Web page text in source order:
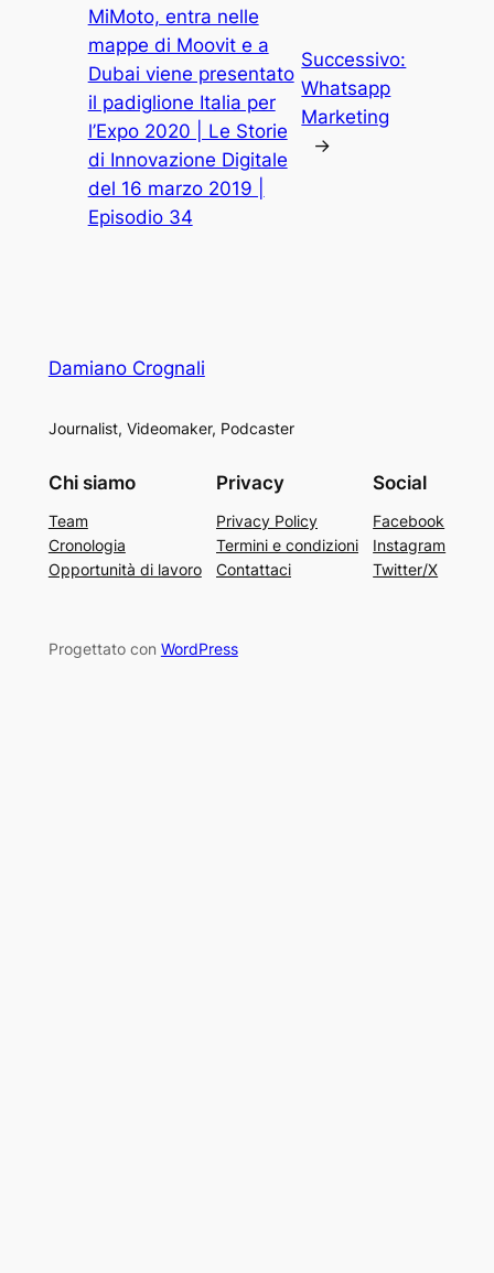
MiMoto, entra nelle
mappe di Moovit e a
Dubai viene presentato
il padiglione Italia per
l’Expo 2020 | Le Storie
di Innovazione Digitale
del 16 marzo 2019 |
Episodio 34
Successivo:
Whatsapp
Marketing
→
Damiano Crognali
Journalist, Videomaker, Podcaster
Chi siamo
Team
Cronologia
Opportunità di lavoro
Privacy
Privacy Policy
Termini e condizioni
Contattaci
Social
Facebook
Instagram
Twitter/X
Progettato con WordPress